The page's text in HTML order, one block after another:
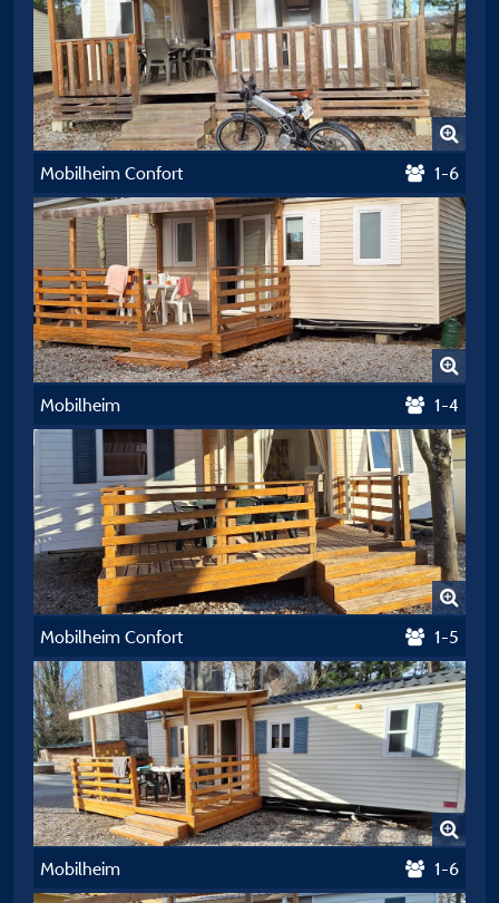
Mobilheim Confort 1-6
Mobilheim 1-4
Mobilheim Confort 1-5
Mobilheim 1-6